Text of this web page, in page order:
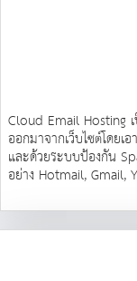
Cloud Email Hosting
ออกมาจากเว็บไซต์โดย
และด้วยระบบป้องกัน
อย่าง Hotmail, Gmail,